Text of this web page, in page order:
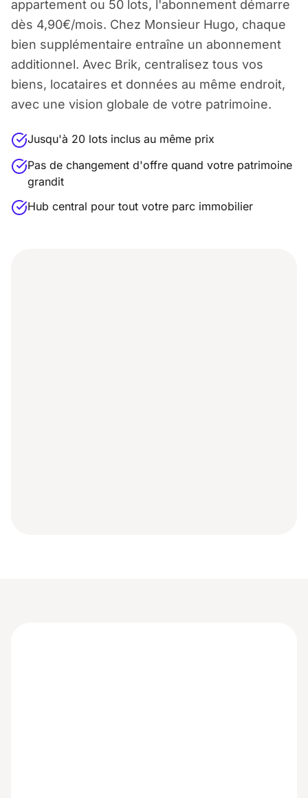
appartement ou 50 lots, l'abonnement démarre
dès 4,90€/mois. Chez Monsieur Hugo, chaque
bien supplémentaire entraîne un abonnement
additionnel. Avec Brik, centralisez tous vos
biens, locataires et données au même endroit,
avec une vision globale de votre patrimoine.
Jusqu'à 20 lots inclus au même prix
Pas de changement d'offre quand votre patrimoine
grandit
Hub central pour tout votre parc immobilier